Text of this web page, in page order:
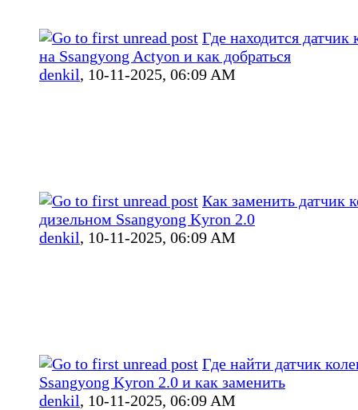
Где находится датчик
на Ssangyong Actyon и как добраться
denkil, 10-11-2025, 06:09 AM
Как заменить датчик
дизельном Ssangyong Kyron 2.0
denkil, 10-11-2025, 06:09 AM
Где найти датчик
Ssangyong Kyron 2.0 и как заменить
denkil, 10-11-2025, 06:09 AM